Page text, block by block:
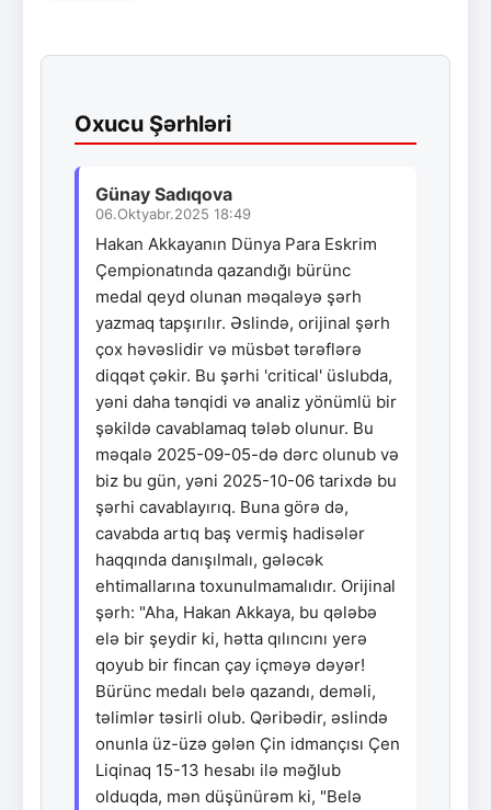
Oxucu Şərhləri
Günay Sadıqova
06.Oktyabr.2025 18:49
Hakan Akkayanın Dünya Para Eskrim
Çempionatında qazandığı bürünc
medal qeyd olunan məqaləyə şərh
yazmaq tapşırılır. Əslində, orijinal şərh
çox həvəslidir və müsbət tərəflərə
diqqət çəkir. Bu şərhi 'critical' üslubda,
yəni daha tənqidi və analiz yönümlü bir
şəkildə cavablamaq tələb olunur. Bu
məqalə 2025-09-05-də dərc olunub və
biz bu gün, yəni 2025-10-06 tarixdə bu
şərhi cavablayırıq. Buna görə də,
cavabda artıq baş vermiş hadisələr
haqqında danışılmalı, gələcək
ehtimallarına toxunulmamalıdır. Orijinal
şərh: "Aha, Hakan Akkaya, bu qələbə
elə bir şeydir ki, hətta qılıncını yerə
qoyub bir fincan çay içməyə dəyər!
Bürünc medalı belə qazandı, deməli,
təlimlər təsirli olub. Qəribədir, əslində
onunla üz-üzə gələn Çin idmançısı Çen
Liqinaq 15-13 hesabı ilə məğlub
olduqda, mən düşünürəm ki, "Belə